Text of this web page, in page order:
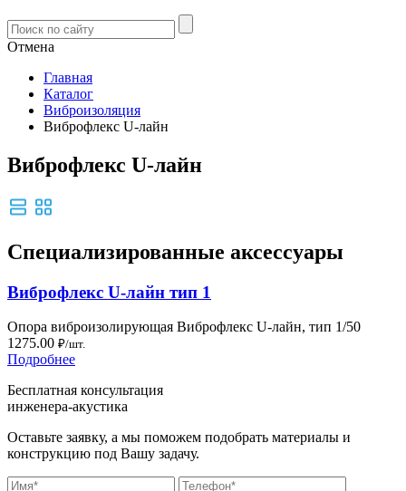
Отмена
Главная
Каталог
Виброизоляция
Виброфлекс U-лайн
Виброфлекс U-лайн
Специализированные аксессуары
Виброфлекс U-лайн тип 1
Опора виброизолирующая Виброфлекс U-лайн, тип 1/50
1275.00 ₽/шт.
Подробнее
Бесплатная консультация
инженера-акустика
Оставьте заявку, а мы поможем подобрать материалы и
конструкцию под Вашу задачу.